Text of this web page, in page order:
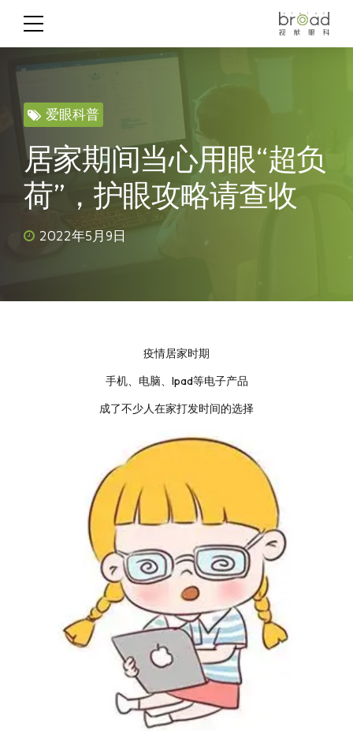
爱眼科普
居家期间当心用眼“超负
荷”，护眼攻略请查收
2022年5月9日
疫情居家时期
手机、电脑、Ipad等电子产品
成了不少人在家打发时间的选择